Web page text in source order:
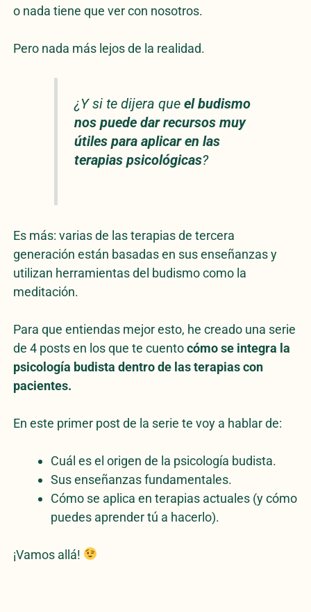
o nada tiene que ver con nosotros.
Pero nada más lejos de la realidad.
¿Y si te dijera que el budismo
nos puede dar recursos muy
útiles para aplicar en las
terapias psicológicas?
Es más: varias de las terapias de tercera
generación están basadas en sus enseñanzas y
utilizan herramientas del budismo como la
meditación.
Para que entiendas mejor esto, he creado una serie
de 4 posts en los que te cuentocómo se integra la
psicología budista dentro de las terapias con
pacientes.
En este primer post de la serie te voy a hablar de:
Cuál es el origen de la psicología budista.
Sus enseñanzas fundamentales.
Cómo se aplica en terapias actuales (y cómo
puedes aprender tú a hacerlo).
¡Vamos allá!